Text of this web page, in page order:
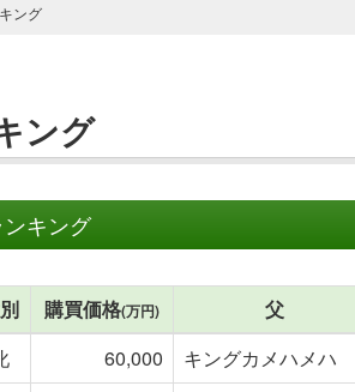
ング
ング
キング
購買価格(万円) 父
60,000 キングカメハメハ